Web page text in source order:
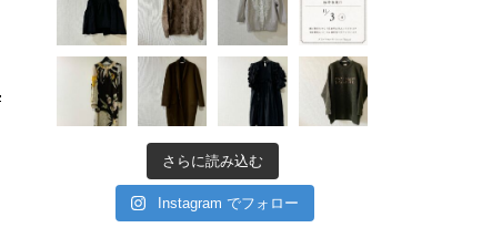
さらに読み込む
Instagram でフォロー